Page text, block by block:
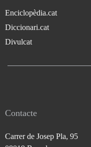
Enciclopèdia.cat
Diccionari.cat
Divulcat
Contacte
Carrer de Josep Pla, 95